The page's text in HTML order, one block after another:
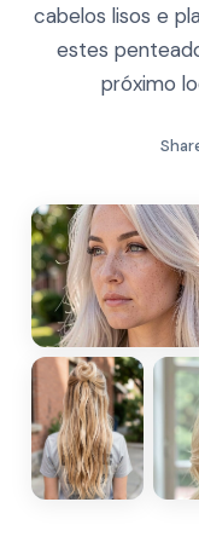
cabelos lisos e
estes
próximo